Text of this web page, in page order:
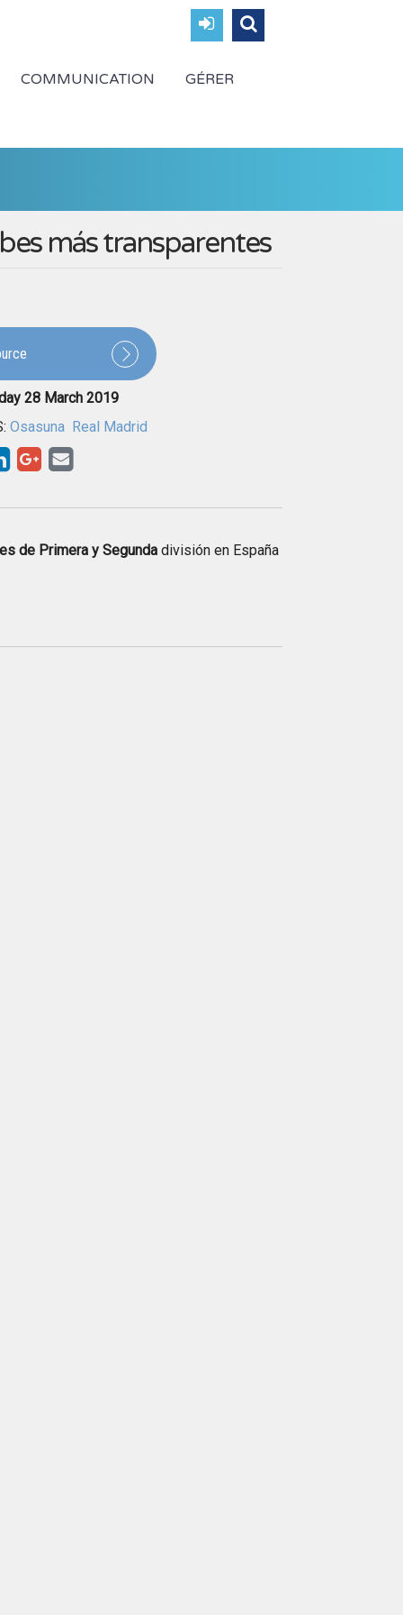
COMMUNICATION GÉRER
más transparentes
28 March 2019
Osasuna Real Madrid
de Primera y Segunda división en España